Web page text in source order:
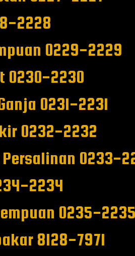
2228
0229-2229
0230-2230
0231-2231
0232-2232
0233-
2234
0235-
8128-7971